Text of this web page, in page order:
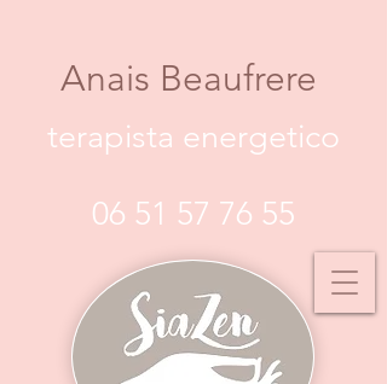
Anais Beaufrere
terapista energetico
06 51 57 76 55